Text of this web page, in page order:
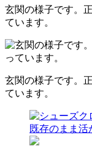
玄関の様子です。
ています。
玄関の様子です。
ています。